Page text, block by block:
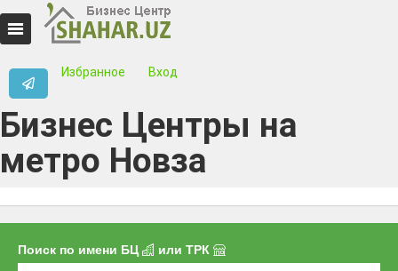
Избранное Вход
Бизнес Центры на
метро Новза
Поиск по имени БЦ или ТРК